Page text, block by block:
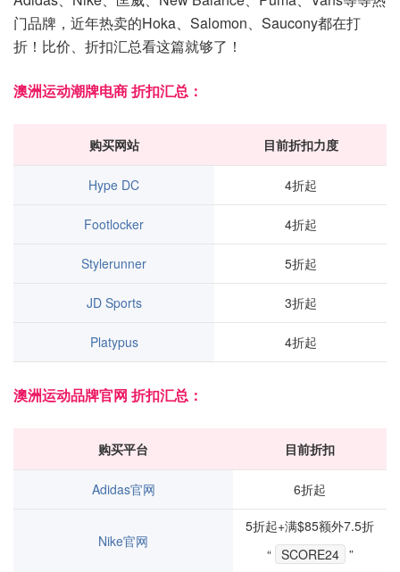
门品牌，近年热卖的Hoka、Salomon、Saucony都在打
折！比价、折扣汇总看这篇就够了！
澳洲运动潮牌电商 折扣汇总：
购买网站 目前折扣力度
Hype DC 4折起
Footlocker 4折起
Stylerunner 5折起
JD Sports 3折起
Platypus 4折起
澳洲运动品牌官网 折扣汇总：
购买平台 目前折扣
Adidas官网 6折起
Nike官网
5折起+满$85额外7.5折
“ SCORE24 ”